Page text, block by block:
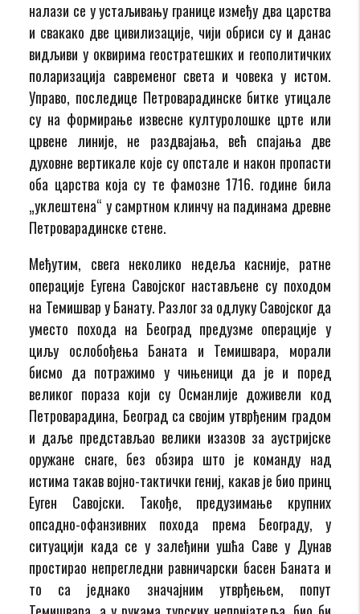
налази се у устаљивању границе између два царства
и свакако две цивилизације, чији обриси су и данас
видљиви у оквирима геостратешких и геополитичких
поларизација савременог света и човека у истом.
Управо, последице Петроварадинске битке утицале
су на формирање извесне културолошке црте или
црвене линије, не раздвајања, већ спајања две
духовне вертикале које су опстале и након пропасти
оба царства која су те фамозне 1716. године била
„уклештена“ у самртном клинчу на падинама древне
Петроварадинске стене.
Међутим, свега неколико недеља касније, ратне
операције Еугена Савојског настављене су походом
на Темишвар у Банату. Разлог за одлуку Савојског да
уместо похода на Београд предузме операције у
циљу ослобођења Баната и Темишвара, морали
бисмо да потражимо у чињеници да је и поред
великог пораза који су Османлије доживели код
Петроварадина, Београд са својим утврђеним градом
и даље представљао велики изазов за аустријске
оружане снаге, без обзира што је команду над
истима такав војно-тактички гениј, какав је био принц
Еуген Савојски. Такође, предузимање крупних
опсадно-офанзивних похода према Београду, у
ситуацији када се у залеђини ушћа Саве у Дунав
простирао непрегледни равничарски басен Баната и
то са једнако значајним утврђењем, попут